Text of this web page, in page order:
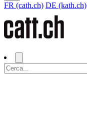
FR (cath.ch) DE (kath.ch)